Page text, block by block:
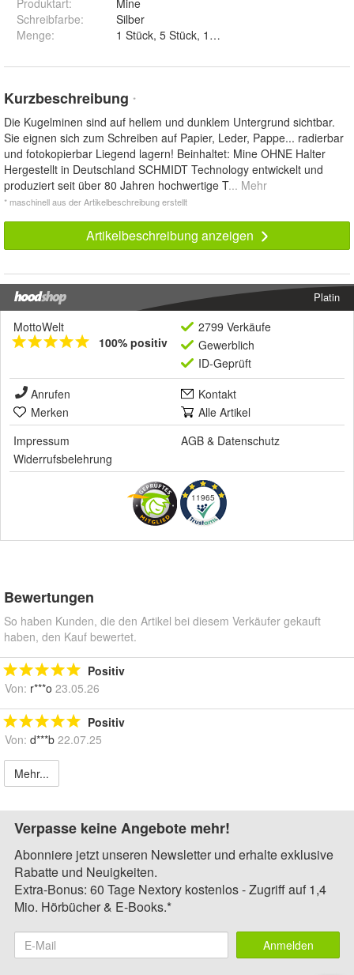
Produktart:
Mine
Schreibfarbe:
Silber
Menge:
Kurzbeschreibung *
Die Kugelminen sind auf hellem und dunklem Untergrund sichtbar.
Sie eignen sich zum Schreiben auf Papier, Leder, Pappe... radierbar
und fotokopierbar Liegend lagern! Beinhaltet: Mine OHNE Halter
Hergestellt in Deutschland SCHMIDT Technology entwickelt und
produziert seit über 80 Jahren hochwertige T... Mehr
* maschinell aus der Artikelbeschreibung erstellt
Artikelbeschreibung anzeigen
Platin
MottoWelt
100% positiv
2799 Verkäufe
Gewerblich
ID-Geprüft
Anrufen
Kontakt
Merken
Alle Artikel
Impressum
AGB & Datenschutz
Widerrufsbelehrung
11965
Bewertungen
So haben Kunden, die den Artikel bei diesem Verkäufer gekauft
haben, den Kauf bewertet.
Positiv
Von: r***o 23.05.26
Positiv
Von: d***b 22.07.25
Mehr...
Verpasse keine Angebote mehr!
Abonniere jetzt unseren Newsletter und erhalte exklusive
Rabatte und Neuigkeiten.
Extra-Bonus: 60 Tage Nextory kostenlos - Zugriff auf 1,4
Mio. Hörbücher & E-Books.*
Anmelden